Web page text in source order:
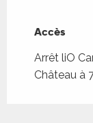
Accès
Accès
Arrêt liO
Château à